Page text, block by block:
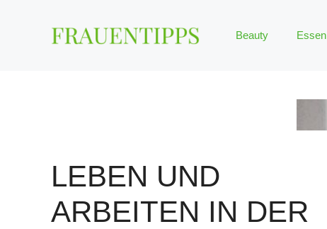
Beauty Essen
LEBEN UND
ARBEITEN IN DER